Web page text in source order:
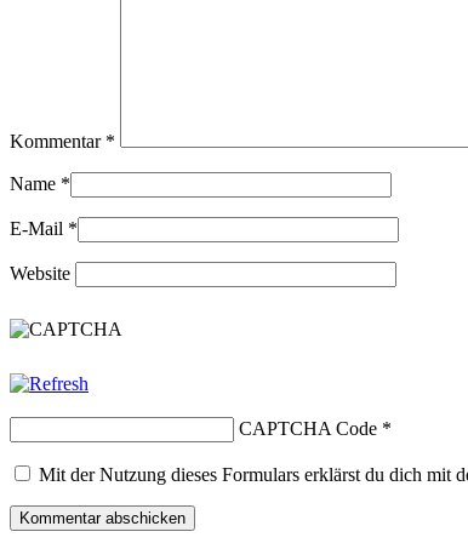
Kommentar *
Name *
E-Mail *
Website
CAPTCHA Code *
Mit der Nutzung dieses Formulars erklärst du dich mit